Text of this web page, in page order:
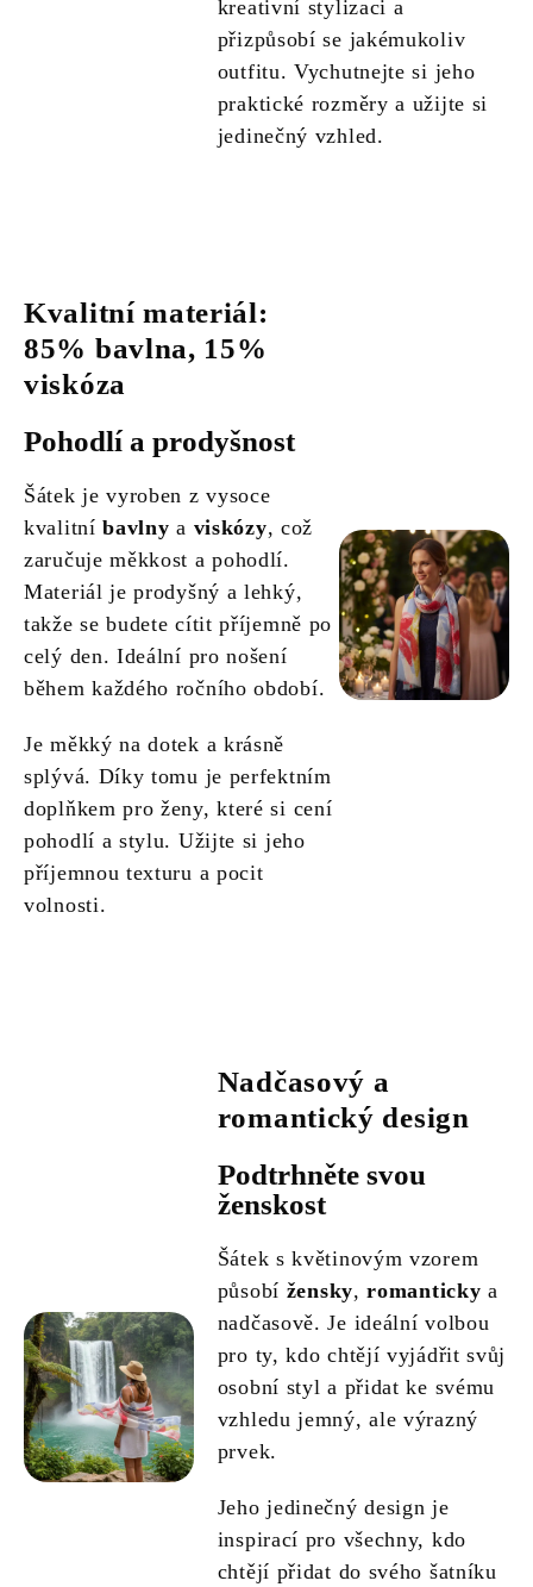
kreativní stylizaci a
přizpůsobí se jakémukoliv
outfitu. Vychutnejte si jeho
praktické rozměry a užijte si
jedinečný vzhled.
Kvalitní materiál:
85% bavlna, 15%
viskóza
Pohodlí a prodyšnost
Šátek je vyroben z vysoce
kvalitníbavlny a viskózy, což
zaručuje měkkost a pohodlí.
Materiál je prodyšný a lehký,
takže se budete cítit příjemně po
celý den. Ideální pro nošení
během každého ročního období.
Je měkký na dotek a krásně
splývá. Díky tomu je perfektním
doplňkem pro ženy, které si cení
pohodlí a stylu. Užijte si jeho
příjemnou texturu a pocit
volnosti.
Nadčasový a
romantický design
Podtrhněte svou
ženskost
Šátek s květinovým vzorem
působí žensky,romanticky a
nadčasově. Je ideální volbou
pro ty, kdo chtějí vyjádřit svůj
osobní styl a přidat ke svému
vzhledu jemný, ale výrazný
prvek.
Jeho jedinečný design je
inspirací pro všechny, kdo
chtějí přidat do svého šatníku